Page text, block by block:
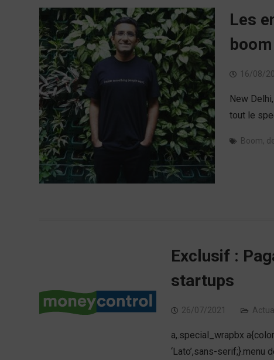
Les
16/08/
New
tout le
Boom,
Exclusif :
startups
26/07/2021
a,.special_wrapbx
‘Lato’,sans-